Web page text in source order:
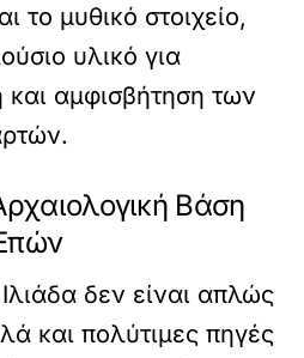
το μυθικό στοιχείο,
υλικό για
και αμφισβήτηση των
Βάση
δεν είναι απλώς
και πολύτιμες πηγές